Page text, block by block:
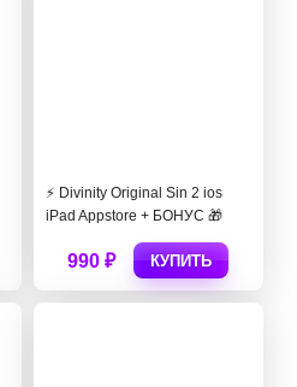
⚡️ Divinity Original Sin 2 ios
iPad Appstore + БОНУС 🎁
990 ₽ КУПИТЬ